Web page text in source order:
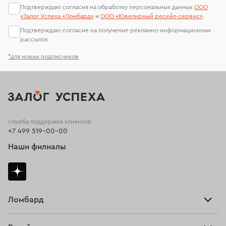
*для новых подписчиков
Подтверждаю согласия на обработку персональных данных ООО
«Залог Успеха «Ломбард» и ООО «Ювелирный ресейл-сервиc».
Подтверждаю согласие на получение рекламно-информационных
рассылок
Ломбард
служба поддержки клиентов:
+7 499 519-00-00
Наши филиалы